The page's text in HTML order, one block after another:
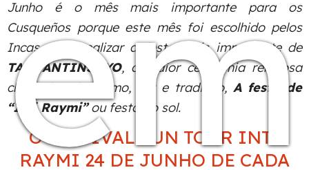
Junho é o mês mais importante para os
Cusqueños porque este mês foi escolhido pelos
Incas para realizar a festa mais importante de
TAHUANTINSUYO, a maior cerimônia religiosa
cheia de misticismo, cor e tradição, A festa de
“Inti Raymi”ou festa do sol.
O FESTIVAL SUN TOUR INTI
RAYMI 24 DE JUNHO DE CADA